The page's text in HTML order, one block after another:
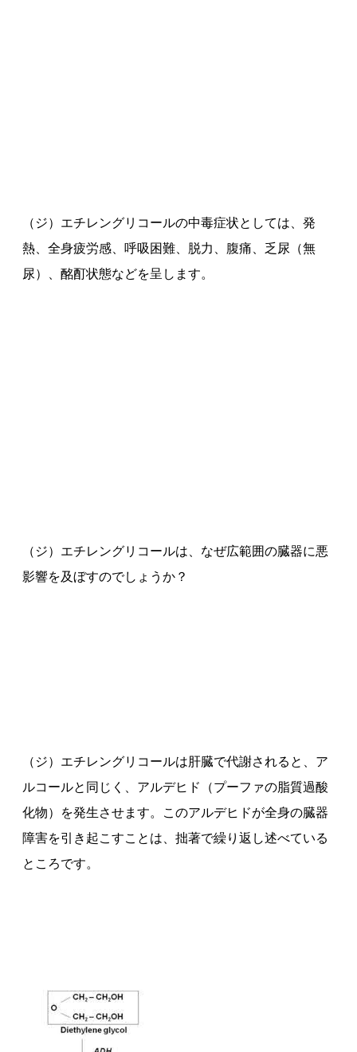
（ジ）エチレングリコールの中毒症状としては、発
熱、全身疲労感、呼吸困難、脱力、腹痛、乏尿（無
尿）、酩酊状態などを呈します。
（ジ）エチレングリコールは、なぜ広範囲の臓器に悪
影響を及ぼすのでしょうか？
（ジ）エチレングリコールは肝臓で代謝されると、ア
ルコールと同じく、アルデヒド（プーファの脂質過酸
化物）を発生させます。このアルデヒドが全身の臓器
障害を引き起こすことは、拙著で繰り返し述べている
ところです。